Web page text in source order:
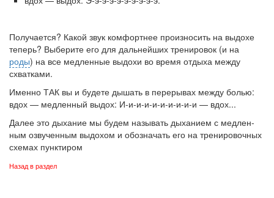
Получается? Какой звук комфортнее произносить на вы­дохе
теперь? Выберите его для дальнейших тренировок (и на
роды) на все медленные выдохи во время отдыха между
схват­ками.
Именно ТАК вы и будете дышать в перерывах между болью:
вдох — медленный выдох: И-и-и-и-и-и-и-и-и-и — вдох...
Далее это дыхание мы будем называть дыханием с медлен­
ным озвученным выдохом и обозначать его на тренировочных
схемах пунктиром
Назад в раздел